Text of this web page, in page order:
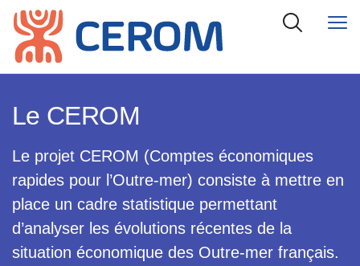
Le CEROM
Le projet CEROM (Comptes économiques
rapides pour l’Outre-mer) consiste à mettre en
place un cadre statistique permettant
d’analyser les évolutions récentes de la
situation économique des Outre-mer français.